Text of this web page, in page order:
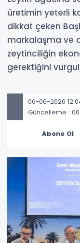
üretimin yeterli
dikkat çeken
markalaşma ve
zeytinciliğin
gerektiğini
06-06-2026
Güncelleme :
Abone Ol